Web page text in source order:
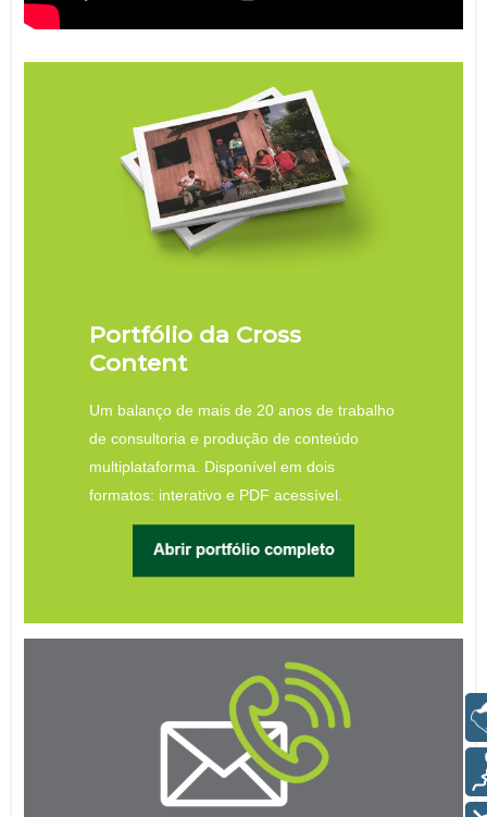
Portfólio da Cross
Content
Um balanço de mais de 20 anos de trabalho
de consultoria e produção de conteúdo
multiplataforma. Disponível em dois
formatos: interativo e PDF acessível.